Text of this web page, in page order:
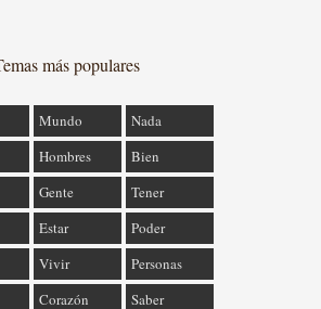
más populares
Mundo
Nada
Hombres
Bien
Gente
Tener
Estar
Poder
Vivir
Personas
Corazón Saber